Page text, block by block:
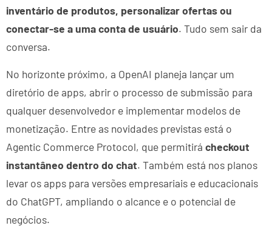
inventário de produtos, personalizar ofertas ou
conectar-se a uma conta de usuário. Tudo sem sair da
conversa.
No horizonte próximo, a OpenAI planeja lançar um
diretório de apps, abrir o processo de submissão para
qualquer desenvolvedor e implementar modelos de
monetização. Entre as novidades previstas está o
Agentic Commerce Protocol, que permitirá checkout
instantâneo dentro do chat. Também está nos planos
levar os apps para versões empresariais e educacionais
do ChatGPT, ampliando o alcance e o potencial de
negócios.